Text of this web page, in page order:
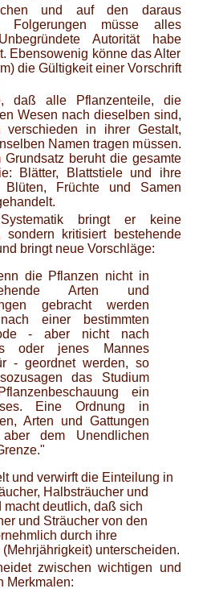
und auf den daraus
Folgerungen müsse alles
Autorität habe
Ebensowenig könne das Alter
die Gültigkeit einer Vorschrift
daß alle Pflanzenteile, die
Wesen nach dieselben sind,
verschieden in ihrer Gestalt,
Namen tragen müssen.
Grundsatz beruht die gesamte
Blätter, Blattstiele und ihre
Blüten, Früchte und Samen
bringt er keine
sondern kritisiert bestehende
bringt neue Vorschläge:
die Pflanzen nicht in
Arten und
gebracht werden
einer bestimmten
- aber nicht nach
oder jenes Mannes
- geordnet werden, so
das Studium
ein
Eine Ordnung in
Arten und Gattungen
dem Unendlichen
und verwirft die Einteilung in
Halbsträucher und
macht deutlich, daß sich
und Sträucher von den
durch ihre
unterscheiden.
zwischen wichtigen und
Merkmalen: